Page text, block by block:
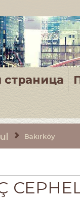
страница
Bakırköy